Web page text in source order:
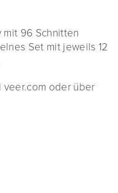
mit 96 Schnitten
Set mit jeweils 12
oder über